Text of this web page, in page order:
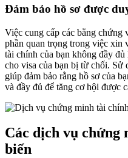
Đảm bảo hồ sơ được
Việc cung cấp các bằng chứng
phần quan trọng trong việc xin
tài chính của bạn không đầy
cho visa của bạn bị từ chối.
giúp đảm bảo rằng hồ sơ của
và đầy đủ để tăng cơ hội được
Các dịch vụ chứng
biến